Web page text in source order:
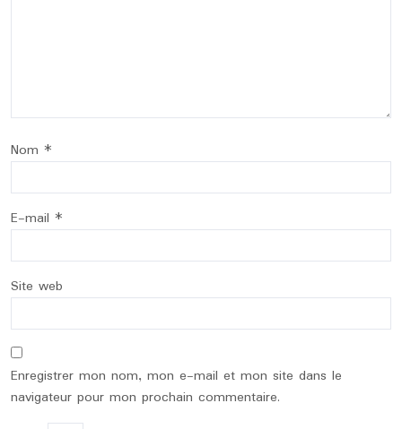
Nom *
E-mail *
Site web
Enregistrer mon nom, mon e-mail et mon site dans le
navigateur pour mon prochain commentaire.